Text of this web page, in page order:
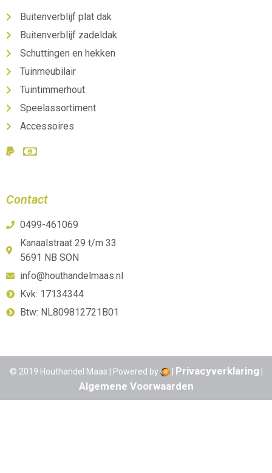
Buitenverblijf plat dak
Buitenverblijf zadeldak
Schuttingen en hekken
Tuinmeubilair
Tuintimmerhout
Speelassortiment
Accessoires
Contact
0499-461069
Kanaalstraat 29 t/m 33
5691 NB SON
info@houthandelmaas.nl
Kvk: 17134344
Btw: NL809812721B01
© 2019 Houthandel Maas | Powered by | Privacyverklaring|
Algemene Voorwaarden